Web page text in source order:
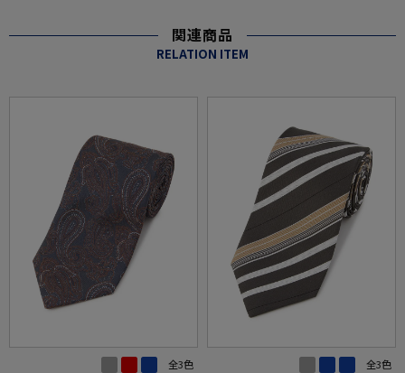
関連商品
RELATION ITEM
全3色 全3色